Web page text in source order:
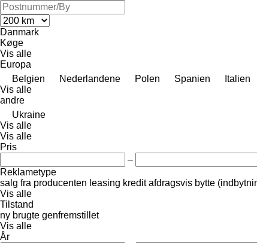
Danmark
Køge
Vis alle
Europa
Belgien
Nederlandene Polen Spanien Italien
Vis alle
andre
Ukraine
Vis alle
Vis alle
Pris
–
Reklametype
salg fra producenten leasing kredit afdragsvis bytte
Vis alle
Tilstand
ny brugte genfremstillet
Vis alle
År